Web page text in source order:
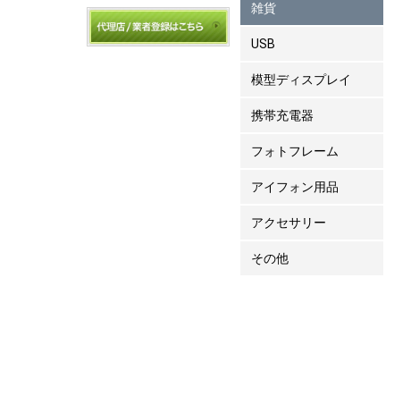
雑貨
USB
模型ディスプレイ
携帯充電器
フォトフレーム
アイフォン用品
アクセサリー
その他